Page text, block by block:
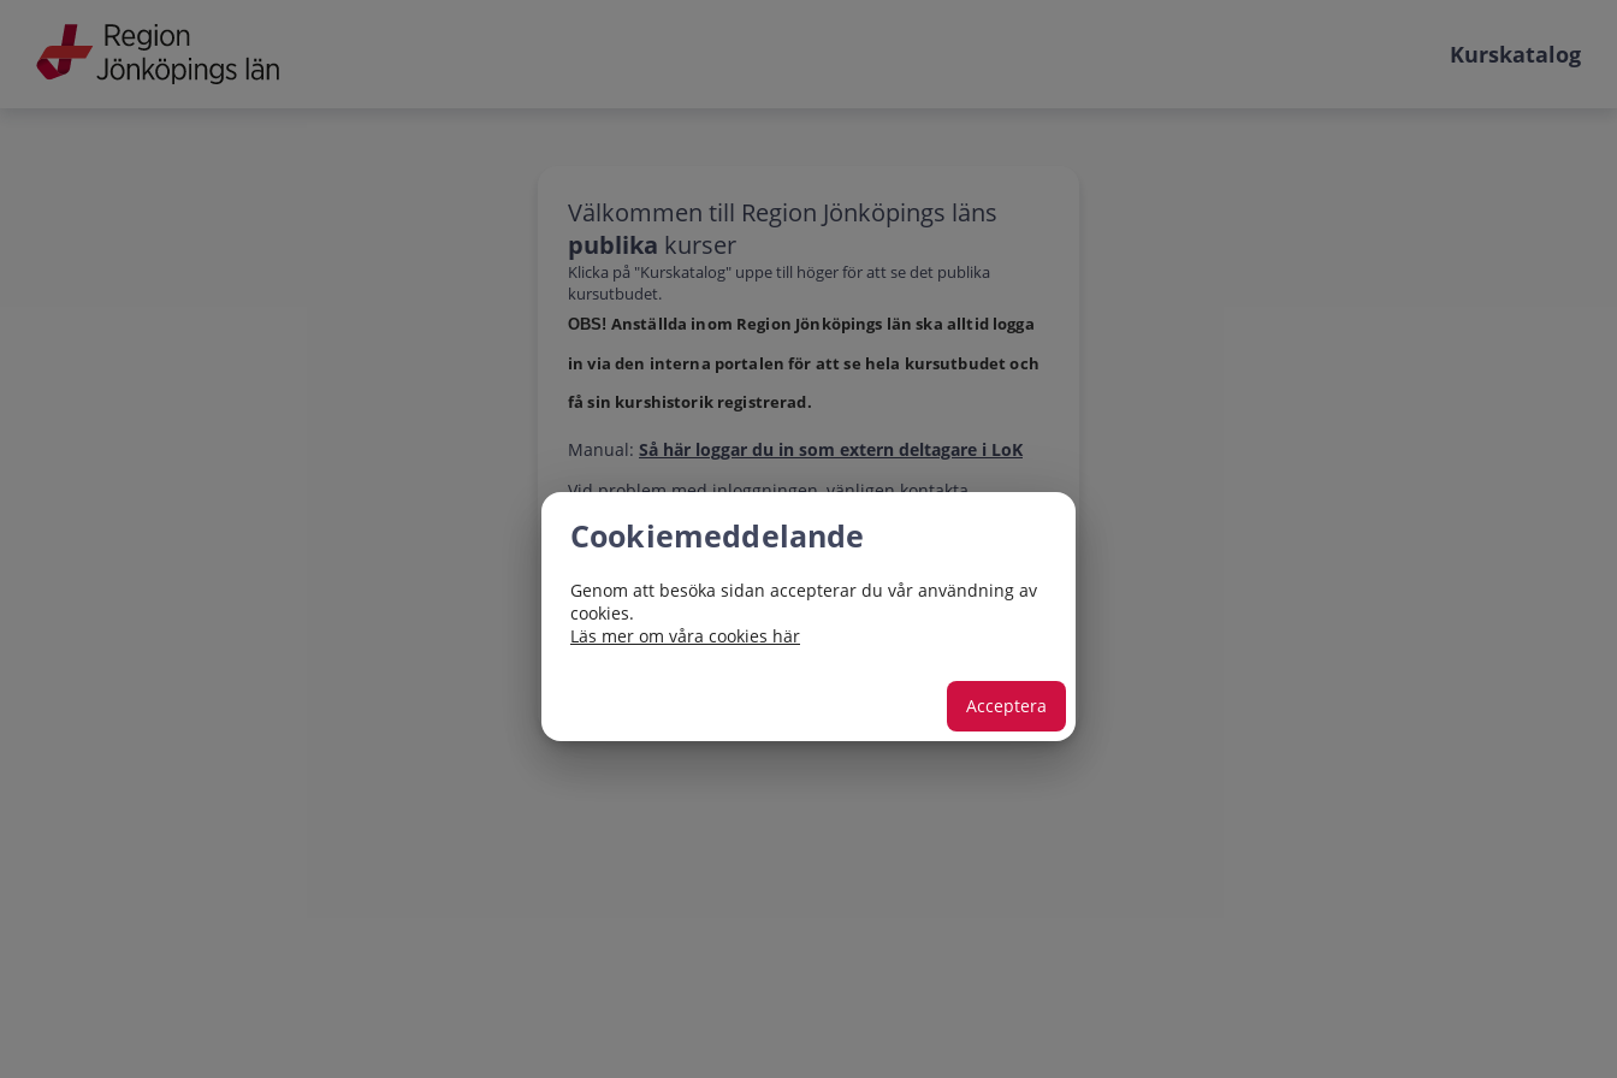
Grade
Portal
Kurskatalog
Välkommen till Region Jönköpings läns
publika kurser
Klicka på "Kurskatalog" uppe till höger för att se det publika
kursutbudet.
OBS! Anställda inom Region Jönköpings län ska alltid logga
in via den interna portalen för att se hela kursutbudet och
få sin kurshistorik registrerad.
Manual: Så här loggar du in som extern deltagare i LoK
Vid problem med inloggningen, vänligen kontakta
Cookiemeddelande
Genom att besöka sidan accepterar du vår användning av
cookies.
Läs mer om våra cookies här
Acceptera